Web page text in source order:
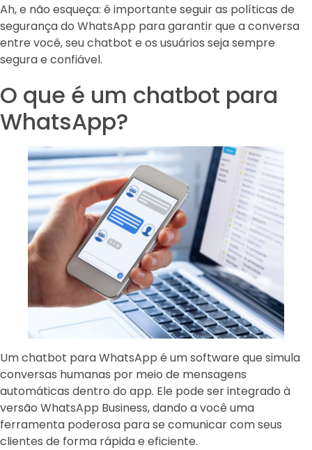
Ah, e não esqueça: é importante seguir as políticas de
segurança do WhatsApp para garantir que a conversa
entre você, seu chatbot e os usuários seja sempre
segura e confiável.
O que é um chatbot para
WhatsApp?
Um chatbot para WhatsApp é um software que simula
conversas humanas por meio de mensagens
automáticas dentro do app. Ele pode ser integrado à
versão WhatsApp Business, dando a você uma
ferramenta poderosa para se comunicar com seus
clientes de forma rápida e eficiente.